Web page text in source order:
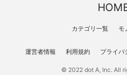
カテゴリ一覧 モ
運営者情報 利用規約 プライバ
© 2022 dot A, Inc. All